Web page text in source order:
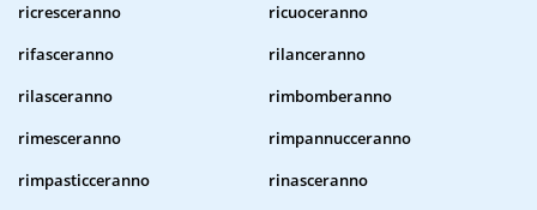
ricresceranno
ricuoceranno
rifasceranno
rilanceranno
rilasceranno
rimbomberanno
rimesceranno
rimpannucceranno
rimpasticceranno
rinasceranno